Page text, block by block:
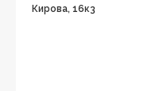
Кирова, 16к3